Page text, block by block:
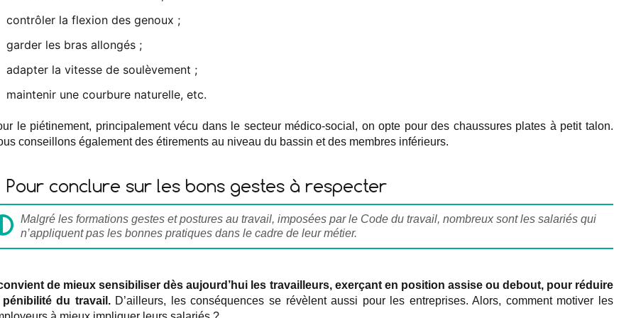
contrôler la flexion des genoux ;
garder les bras allongés ;
adapter la vitesse de soulèvement ;
maintenir une courbure naturelle, etc.
le piétinement, principalement vécu dans le secteur médico-social, on opte pour des chaussures plates à petit talon.
conseillons également des étirements au niveau du bassin et des membres inférieurs.
Pour conclure sur les bons gestes à respecter
Malgré les formations gestes et postures au travail, imposées par le Code du travail, nombreux sont les salariés qui
n’appliquent pas les bonnes pratiques dans le cadre de leur métier.
convient de mieux sensibiliser dès aujourd’hui les travailleurs, exerçant en position assise ou debout, pour réduire
pénibilité du travail.D’ailleurs, les conséquences se révèlent aussi pour les entreprises. Alors, comment motiver les